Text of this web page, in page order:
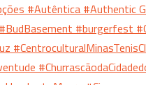
#Autêntica #Authentic
#BudBasement #burgerfest